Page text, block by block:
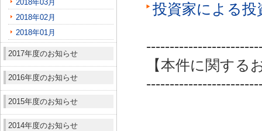
2018年03月
2018年02月
2018年01月
2017年度のお知らせ
2016年度のお知らせ
2015年度のお知らせ
2014年度のお知らせ
投資家による
【本件に関する